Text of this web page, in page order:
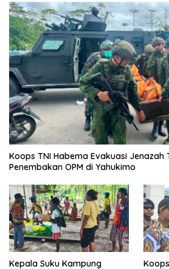
Koops TNI Habema Evakuasi Jenazah
Penembakan OPM di Yahukimo
Kepala Suku Kampung